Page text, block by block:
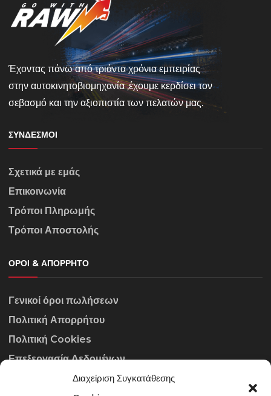
Διαχείριση Συγκατάθεσης
Έχοντας πάνω από τριάντα χρόνια εμπειρίας
στην αυτοκινητοβιομηχανία ,έχουμε κερδίσει τον
σεβασμό και την αξιοπιστία των πελατών μας.
ΣΎΝΔΕΣΜΟΙ
Σχετικά με εμάς
Επικοινωνία
Τρόποι Πληρωμής
Τρόποι Αποστολής
ΌΡΟΙ & ΑΠΌΡΡΗΤΟ
Γενικοί όροι πωλήσεων
Πολιτική Απορρήτου
Πολιτική Cookies
Επεξεργασία Δεδομένων
ΣΤΟΙΧΕΊΑ ΕΠΙΚΟΙΝΩΝΊΑΣ